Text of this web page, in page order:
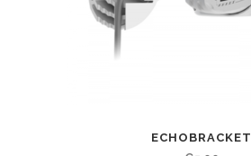
ECHOBRACKET